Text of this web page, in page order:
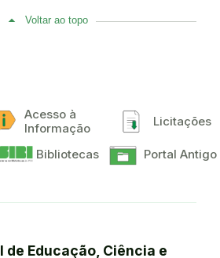
Voltar ao topo
Acesso à
Informação
Licitações
Bibliotecas Portal Antigo
de Educação, Ciência e